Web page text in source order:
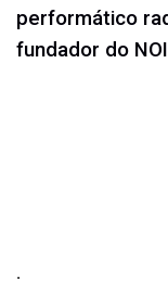
performático
fundador do
.